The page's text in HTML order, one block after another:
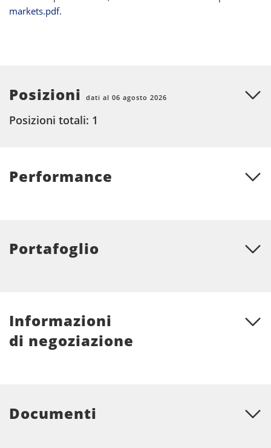
markets.pdf.
Posizioni dati al 06 agosto 2026
Posizioni totali: 1
Performance
Portafoglio
Informazioni
di negoziazione
Documenti